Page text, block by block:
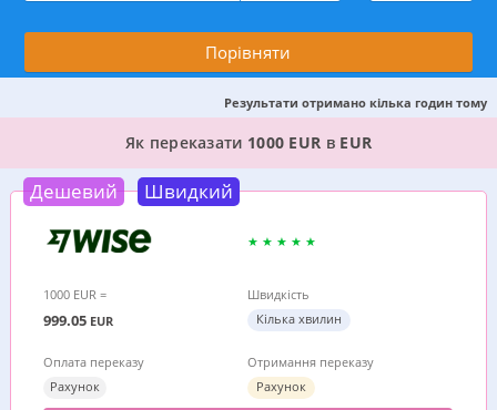
Порівняти
Результати отримано кілька годин тому
КРАЩИЙ ВАРІАНТ, ДЕ МОЖНА ПЕРЕКАЗАТИ
Як переказати 1000 EUR в EUR
Дешевий Швидкий
1000 EUR =
999.05 EUR
Швидкість
Кілька хвилин
Оплата переказу
Рахунок
Отримання переказу
Рахунок